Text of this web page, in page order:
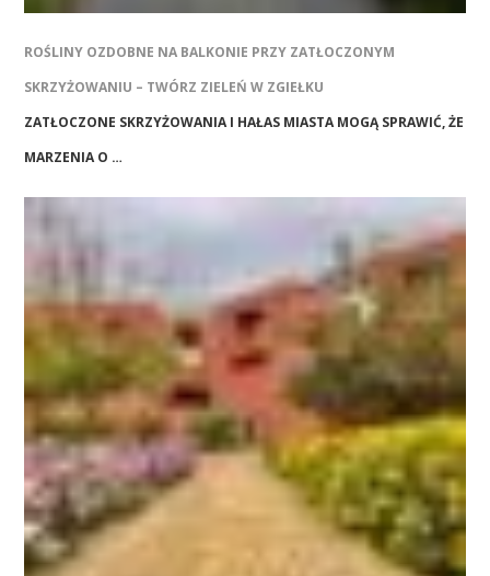
ROŚLINY OZDOBNE NA BALKONIE PRZY ZATŁOCZONYM
SKRZYŻOWANIU – TWÓRZ ZIELEŃ W ZGIEŁKU
ZATŁOCZONE SKRZYŻOWANIA I HAŁAS MIASTA MOGĄ SPRAWIĆ, ŻE
MARZENIA O …